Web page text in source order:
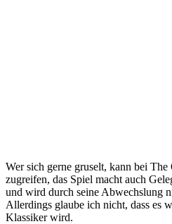
Wer sich gerne gruselt, kann bei
zugreifen, das Spiel macht auch
und wird durch seine Abwechslung
Allerdings glaube ich nicht, dass es
Klassiker wird.